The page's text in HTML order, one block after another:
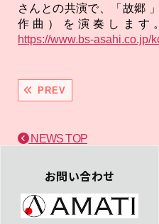
さんとの共演で、「故郷
作曲）を演奏します
https://www.bs-asahi.co.jp/
PREV
NEWS TOP
お問い合わせ